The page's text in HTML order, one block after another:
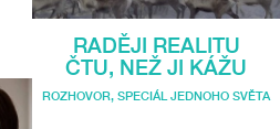
RADĚJI REALITU
ČTU, NEŽ JI KÁŽU
ROZHOVOR, SPECIÁL JEDNOHO SVĚTA